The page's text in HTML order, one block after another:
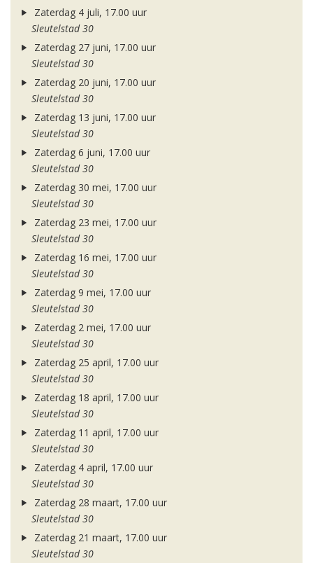
Zaterdag 4 juli, 17.00 uur
Sleutelstad 30
Zaterdag 27 juni, 17.00 uur
Sleutelstad 30
Zaterdag 20 juni, 17.00 uur
Sleutelstad 30
Zaterdag 13 juni, 17.00 uur
Sleutelstad 30
Zaterdag 6 juni, 17.00 uur
Sleutelstad 30
Zaterdag 30 mei, 17.00 uur
Sleutelstad 30
Zaterdag 23 mei, 17.00 uur
Sleutelstad 30
Zaterdag 16 mei, 17.00 uur
Sleutelstad 30
Zaterdag 9 mei, 17.00 uur
Sleutelstad 30
Zaterdag 2 mei, 17.00 uur
Sleutelstad 30
Zaterdag 25 april, 17.00 uur
Sleutelstad 30
Zaterdag 18 april, 17.00 uur
Sleutelstad 30
Zaterdag 11 april, 17.00 uur
Sleutelstad 30
Zaterdag 4 april, 17.00 uur
Sleutelstad 30
Zaterdag 28 maart, 17.00 uur
Sleutelstad 30
Zaterdag 21 maart, 17.00 uur
Sleutelstad 30